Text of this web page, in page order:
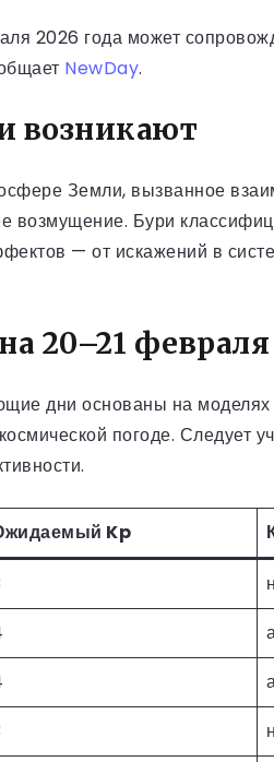
2026 года может
NewDay.
возникают
Земли, вызванное
возмущение. Бури
— от искажений в
20–21 февраля
дни основаны на моделях
погоде. Следует
Kp